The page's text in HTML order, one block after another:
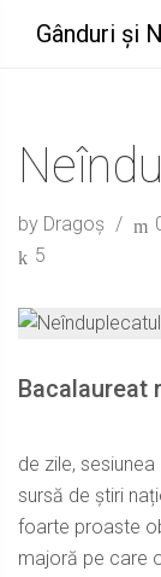
Gânduri și
by Dragoș
5
Bacalaureat
de zile,
sursă de știri
foarte proaste
majoră pe care